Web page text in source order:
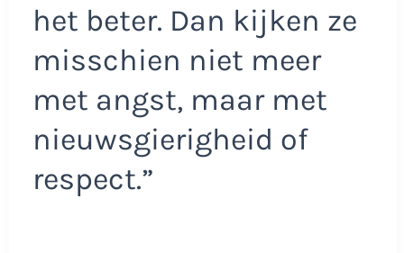
het beter. Dan kijken ze
misschien niet meer
met angst, maar met
nieuwsgierigheid of
respect.”